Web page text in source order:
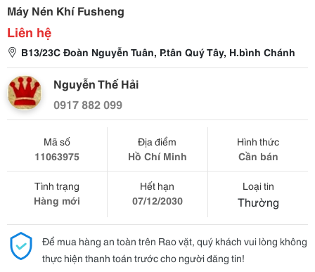
Máy Nén Khí Fusheng
Liên hệ
B13/23C Đoàn Nguyễn Tuân, P.tân Quý Tây, H.bình Chánh
Nguyễn Thế Hải
0917 882 099
Mã số
11063975
Địa điểm
Hồ Chí Minh
Hình thức
Cần bán
Tình trạng
Hàng mới
Hết hạn
07/12/2030
Loại tin
Thường
Để mua hàng an toàn trên Rao vặt, quý khách vui lòng không
thực hiện thanh toán trước cho người đăng tin!